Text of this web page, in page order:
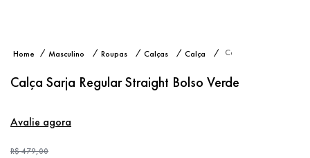
Masculino Roupas Calças
Calça
Calça
Straight
Bolso
Calça Sarja Regular Straight Bolso Verde
Avalie agora
R$479,00